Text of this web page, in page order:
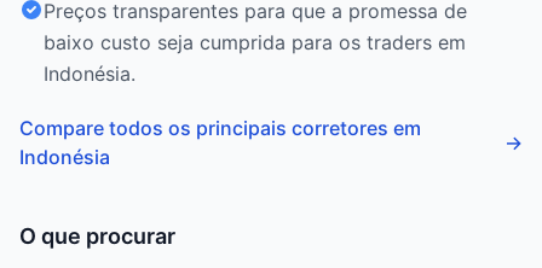
Preços transparentes para que a promessa de
baixo custo seja cumprida para os traders em
Indonésia.
Compare todos os principais corretores em
Indonésia
→
O que procurar